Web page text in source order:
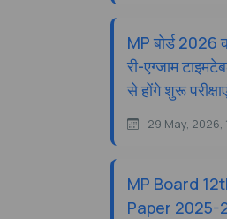
MP बोर्ड 2026
री-एग्जाम
से होंगे शुरू
29 May, 2026,
MP Board
Paper 2025-